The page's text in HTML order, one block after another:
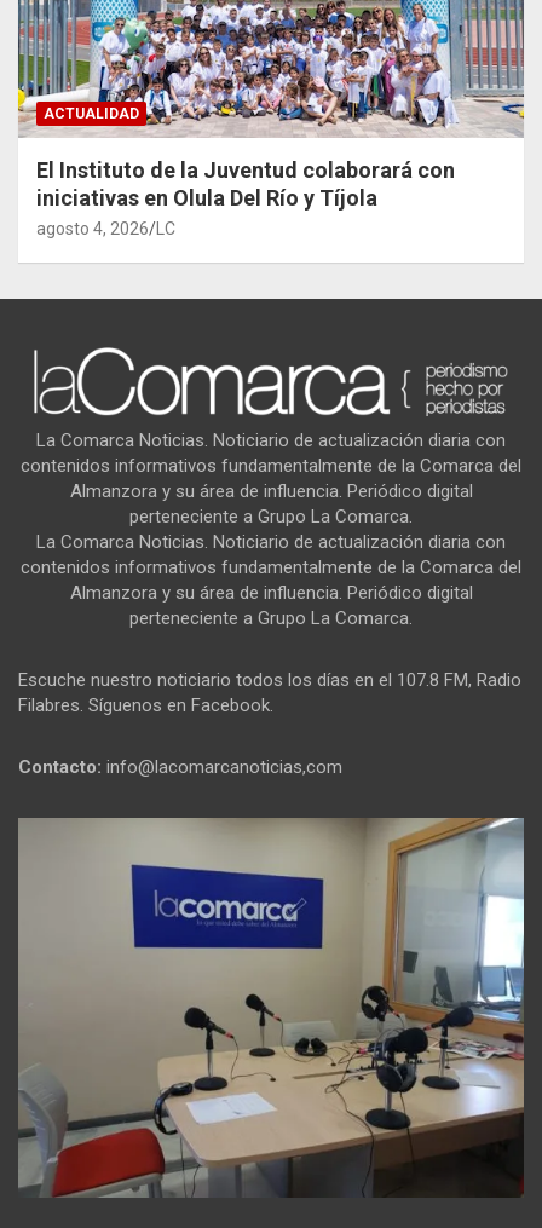
ACTUALIDAD
El Instituto de la Juventud colaborará con
iniciativas en Olula Del Río y Tíjola
agosto 4, 2026 LC
La Comarca Noticias. Noticiario de actualización diaria con
contenidos informativos fundamentalmente de la Comarca del
Almanzora y su área de influencia. Periódico digital
perteneciente a Grupo La Comarca.
La Comarca Noticias. Noticiario de actualización diaria con
contenidos informativos fundamentalmente de la Comarca del
Almanzora y su área de influencia. Periódico digital
perteneciente a Grupo La Comarca.
Escuche nuestro noticiario todos los días en el 107.8 FM, Radio
Filabres. Síguenos en Facebook.
Contacto: info@lacomarcanoticias,com